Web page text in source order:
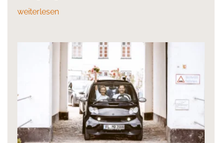
weiterlesen